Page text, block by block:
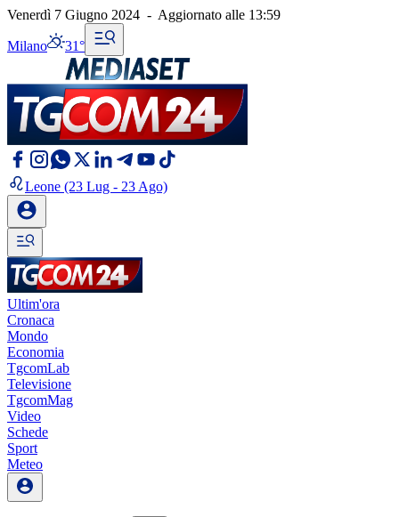
Venerdì 7 Giugno 2024 - Aggiornato alle 13:59
Milano 31°
Leone (23 Lug - 23 Ago)
Ultim'ora
Cronaca
Mondo
Economia
TgcomLab
Televisione
TgcomMag
Video
Schede
Sport
Meteo